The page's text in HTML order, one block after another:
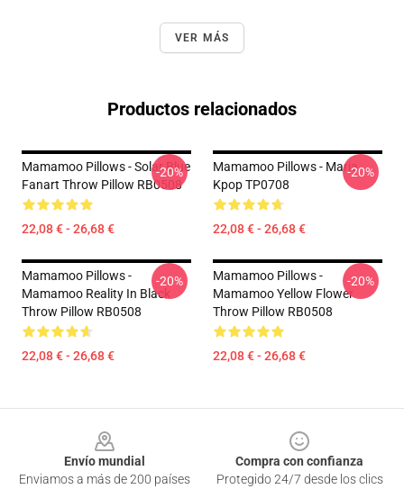
VER MÁS
Productos relacionados
Mamamoo Pillows - Solar Blue
Fanart Throw Pillow RB0508
22,08 € - 26,68 €
-20%
Mamamoo Pillows - Maria
Kpop TP0708
22,08 € - 26,68 €
-20%
Mamamoo Pillows -
Mamamoo Reality In Black
Throw Pillow RB0508
22,08 € - 26,68 €
-20%
Mamamoo Pillows -
Mamamoo Yellow Flower
Throw Pillow RB0508
22,08 € - 26,68 €
-20%
Envío mundial
Enviamos a más de 200 países
Compra con confianza
Protegido 24/7 desde los clics